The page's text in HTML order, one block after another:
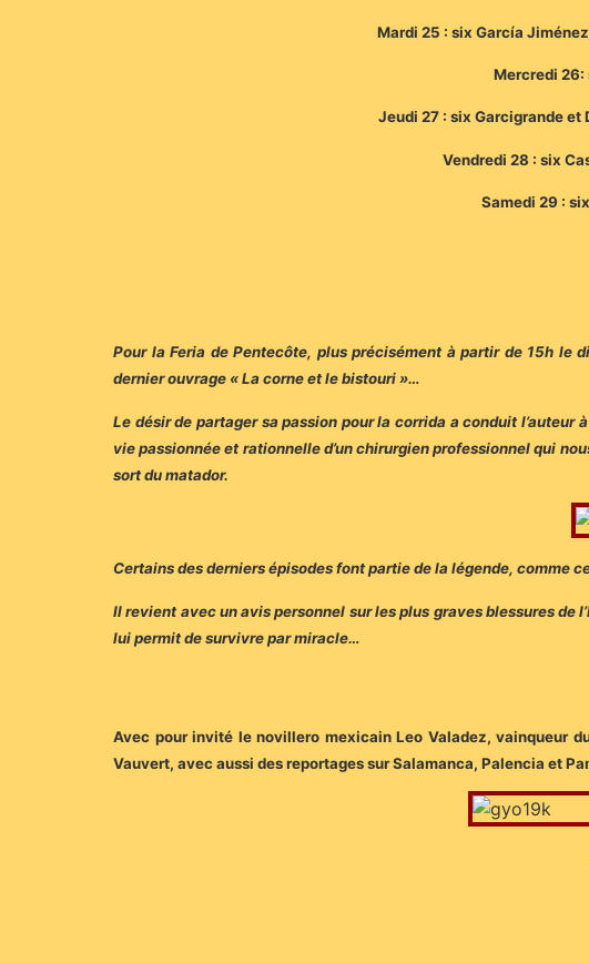
Mardi 25 : six García
Mercredi 26:
Jeudi 27 : six Garcigrande et
Vendredi 28 : six
Samedi 29 :
Pour la Feria de Pentecôte, plus précisément à partir de 15h le
dernier ouvrage « La corne et le bistouri »…
Le désir de partager sa passion pour la corrida a conduit
vie passionnée et rationnelle d’un chirurgien professionnel qui
sort du matador.
Certains des derniers épisodes font partie de la légende, comme
Il revient avec un avis personnel sur les plus graves blessures de
lui permit de survivre par miracle…
Avec pour invité le novillero mexicain Leo Valadez, vainqueur
Vauvert, avec aussi des reportages sur Salamanca, Palencia et